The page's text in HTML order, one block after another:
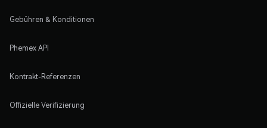
Gebühren & Konditionen
Phemex API
Kontrakt-Referenzen
Offizielle Verifizierung